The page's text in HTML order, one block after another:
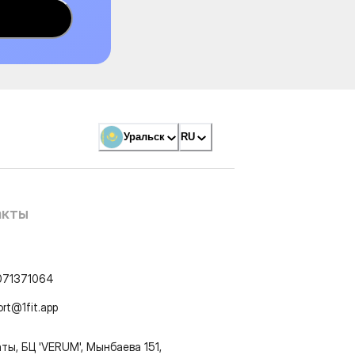
Уральск RU
БЦ 'VERUM', Мынбаева 151,